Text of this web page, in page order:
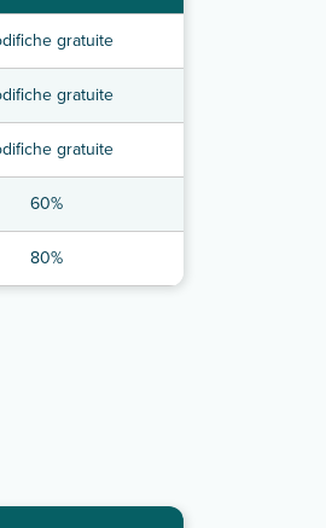
gratuite
gratuite
gratuite
60%
80%